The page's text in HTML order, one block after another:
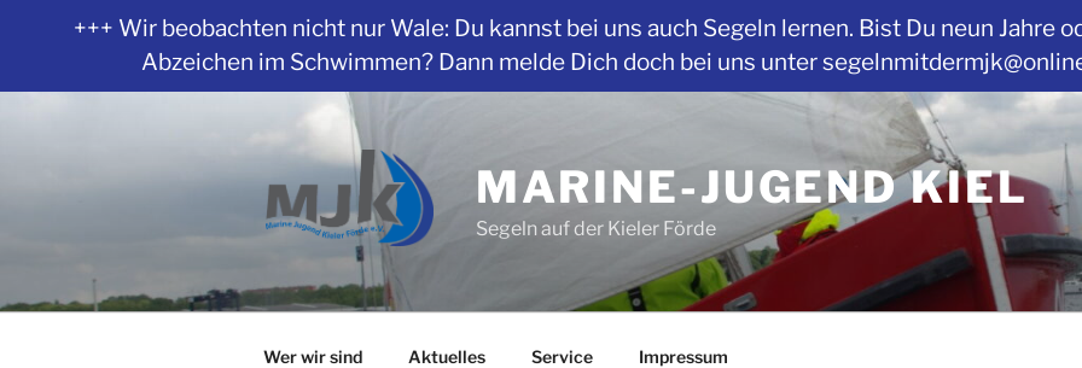
MARINE-JUGEND KIEL
Segeln auf der Kieler Förde
Wer wir sind Aktuelles Service Impressum
+++ Wir beobachten nicht nur Wale: Du kannst bei uns auch Segeln lernen. Bist Du neun Jahre
Abzeichen im Schwimmen? Dann melde Dich doch bei uns unter